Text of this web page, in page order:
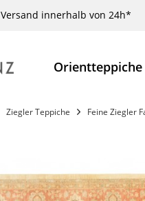
Versand innerhalb von 24h*
Orientteppiche
Ziegler Teppiche Feine Ziegler